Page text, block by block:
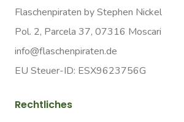
Flaschenpiraten by Stephen Nickel
Pol. 2, Parcela 37, 07316 Moscari
info@flaschenpiraten.de
EU Steuer-ID: ESX9623756G
Rechtliches